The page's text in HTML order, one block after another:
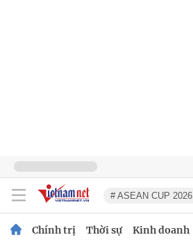
# ASEAN CUP 2026
Chính trị Thời sự Kinh doanh